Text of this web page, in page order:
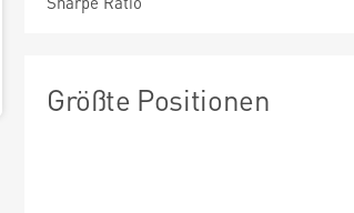
Größte Positionen